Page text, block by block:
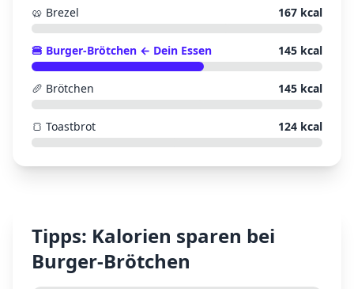
🥨 Brezel 167 kcal
🍔 Burger-Brötchen ← Dein Essen 145 kcal
🥖 Brötchen 145 kcal
🍞 Toastbrot 124 kcal
Tipps: Kalorien sparen bei
Burger-Brötchen